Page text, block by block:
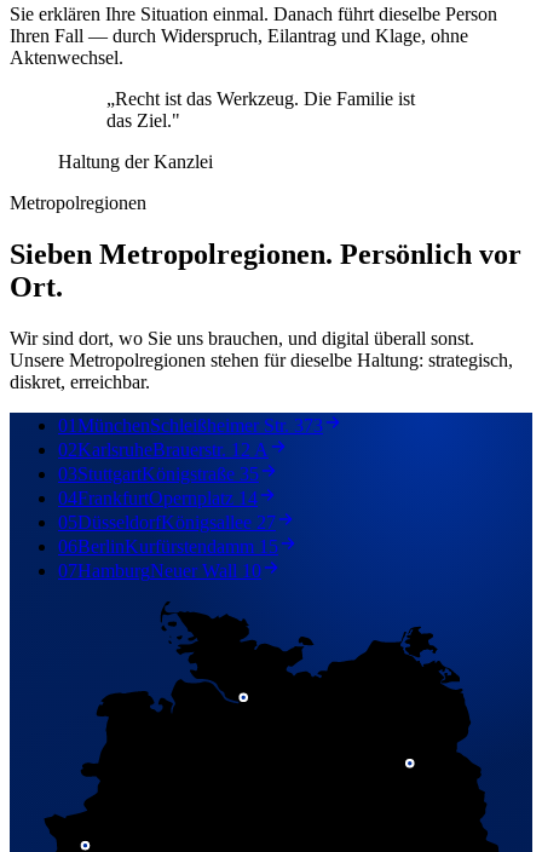
Sie erklären Ihre Situation einmal. Danach führt dieselbe Person
Ihren Fall — durch Widerspruch, Eilantrag und Klage, ohne
Aktenwechsel.
„Recht ist das Werkzeug. Die Familie ist
das Ziel."
Haltung der Kanzlei
Metropolregionen
Sieben Metropolregionen. Persönlich vor
Ort.
Wir sind dort, wo Sie uns brauchen, und digital überall sonst.
Unsere Metropolregionen stehen für dieselbe Haltung: strategisch,
diskret, erreichbar.
01MünchenSchleißheimer Str. 373
02KarlsruheBrauerstr. 12 A
03StuttgartKönigstraße 35
04FrankfurtOpernplatz 14
05DüsseldorfKönigsallee 27
06BerlinKurfürstendamm 15
07HamburgNeuer Wall 10